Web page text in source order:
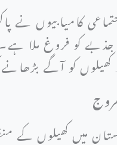
کامیابیوں نے
کو فروغ ملا
کو آگے
میں کھیلوں کے